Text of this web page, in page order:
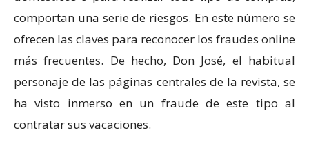
comportan una serie de riesgos. En este número se
ofrecen las claves para reconocer los fraudes online
más frecuentes. De hecho, Don José, el habitual
personaje de las páginas centrales de la revista, se
ha visto inmerso en un fraude de este tipo al
contratar sus vacaciones.